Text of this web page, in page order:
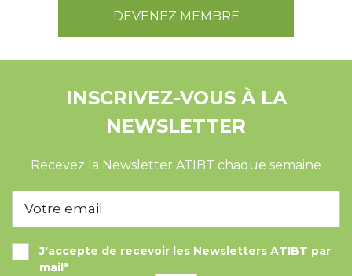
DEVENEZ MEMBRE
INSCRIVEZ-VOUS À LA
NEWSLETTER
Recevez la Newsletter ATIBT chaque semaine
J'accepte de recevoir les Newsletters ATIBT par
mail*